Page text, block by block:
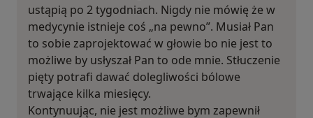
ustąpią po 2 tygodniach. Nigdy nie mówię że w
medycynie istnieje coś „na pewno”. Musiał Pan
to sobie zaprojektować w głowie bo nie jest to
możliwe by usłyszał Pan to ode mnie. Stłuczenie
pięty potrafi dawać dolegliwości bólowe
trwające kilka miesięcy.
Kontynuując, nie jest możliwe bym zapewnił